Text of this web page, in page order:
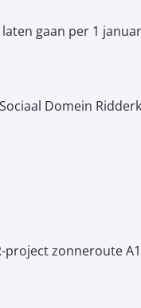
gaan per 1
Domein
zonneroute